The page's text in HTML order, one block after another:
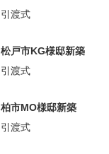
引渡式
松戸市KG様邸新築
引渡式
柏市MO様邸新築
引渡式